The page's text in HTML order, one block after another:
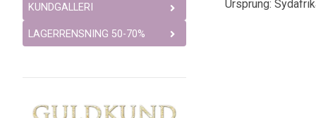
KUNDGALLERI
LAGERRENSNING 50-70%
Ursprung: